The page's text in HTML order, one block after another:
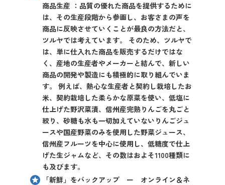
商品生産 ：品質の優れた商品を提供するために
は、その生産段階から参画し、お客さまの声を
商品に反映させていくことが最良の方法だと、
ツルヤでは考えています。 そのため、ツルヤで
は、単に仕入れた商品を販売するだけではな
く、産地の生産者やメーカーと結んで、新しい
商品の開発や製造にも積極的に取り組んでいま
す。 例えば、熱心な生産者と契約し栽培したお
米、契約栽培した柔らかな原菜を使い、低塩に
仕上げた野沢菜漬、信州産完熟りんごを丸ごと
絞り、砂糖も水も一切加えていないりんごジュ
ースや国産野菜のみを使用した野菜ジュース、
信州産フルーツを中心に使用し、低糖度で仕上
げた生ジャムなど、その数はおよそ1100種類に
も及びます。
「新鮮」をバックアップ ー オンライン＆ネ